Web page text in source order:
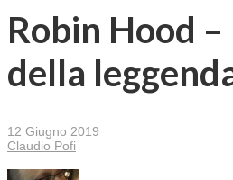
Robin Hood –
della
12 Giugno 2019
Claudio Pofi